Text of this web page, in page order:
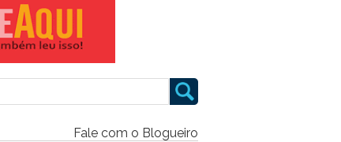
Fale com o Blogueiro